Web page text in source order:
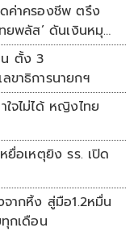
ค่าครองชีพ ตรึง
ยพลัส’ ดันเงินหมุน
น ตั้ง 3
ลขาธิการนายกฯ
ใจไม่ได้ หญิงไทย
ยื่อเหตุยิง รร. เปิด
จากหิ้ง สู่มือ1.2หมื่น
กเดือน